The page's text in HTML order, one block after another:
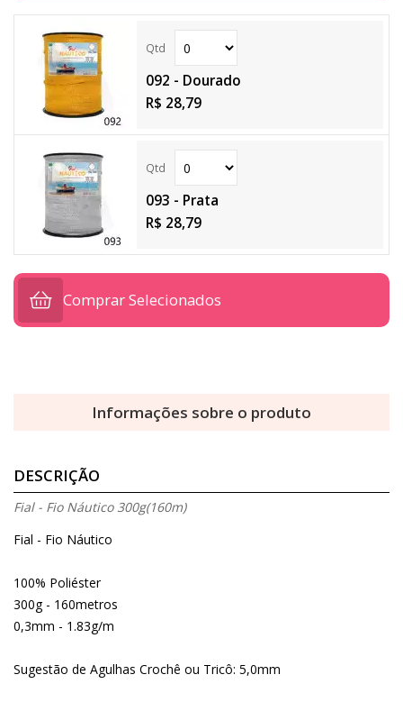
092 - Dourado
R$ 28,79
093 - Prata
R$ 28,79
Comprar Selecionados
Informações sobre o produto
DESCRIÇÃO
Fial - Fio Náutico 300g(160m)
Fial - Fio Náutico
100% Poliéster
300g - 160metros
0,3mm - 1.83g/m
Sugestão de Agulhas Crochê ou Tricô: 5,0mm